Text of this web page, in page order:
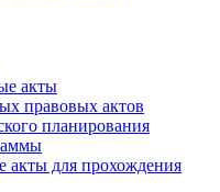
акты
правовых актов
планирования
акты для прохождения